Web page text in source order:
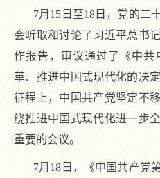
7月15日至18日，党的二
会听取和讨论了习近平总书
作报告，审议通过了《中
革、推进中国式现代化的决
征程上，中国共产党坚定不
绕推进中国式现代化进一步
重要的会议。
7月18日，《中国共产党